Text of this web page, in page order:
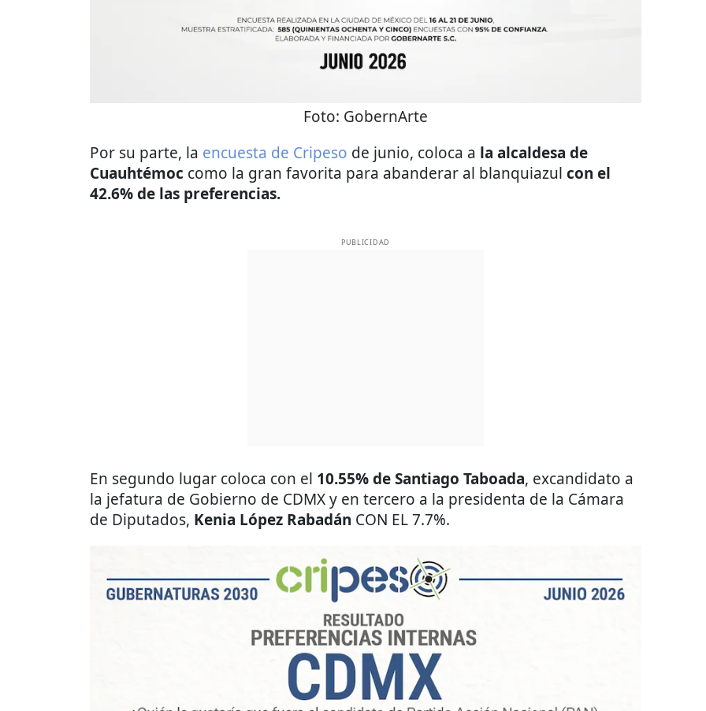
Foto: GobernArte
Por su parte, la encuesta de Cripeso de junio, coloca a la alcaldesa de
Cuauhtémoc como la gran favorita para abanderar al blanquiazul con el
42.6% de las preferencias.
PUBLICIDAD
En segundo lugar coloca con el 10.55% de Santiago Taboada, excandidato a
la jefatura de Gobierno de CDMX y en tercero a la presidenta de la Cámara
de Diputados, Kenia López Rabadán CON EL 7.7%.